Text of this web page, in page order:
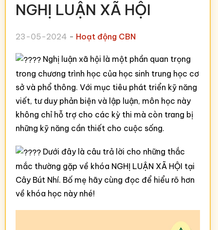
NGHỊ LUẬN XÃ HỘI
23-05-2024 - Hoạt động CBN
Nghị luận xã hội là một phần quan trọng
trong chương trình học của học sinh trung học cơ
sở và phổ thông. Với mục tiêu phát triển kỹ năng
viết, tư duy phản biện và lập luận, môn học này
không chỉ hỗ trợ cho các kỳ thi mà còn trang bị
những kỹ năng cần thiết cho cuộc sống.
Dưới đây là câu trả lời cho những thắc
mắc thường gặp về khóa NGHỊ LUẬN XÃ HỘI tại
Cây Bút Nhí. Bố mẹ hãy cùng đọc để hiểu rõ hơn
về khóa học này nhé!